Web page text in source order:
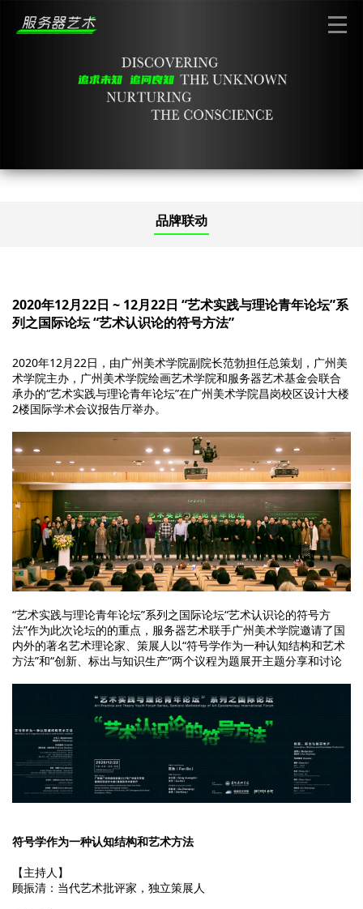
品牌联动
2020年12月22日 ~ 12月22日 “艺术实践与理论青年论坛”系
列之国际论坛 “艺术认识论的符号方法”
2020年12月22日，由广州美术学院副院长范勃担任总策划，广州美
术学院主办，广州美术学院绘画艺术学院和服务器艺术基金会联合
承办的“艺术实践与理论青年论坛”在广州美术学院昌岗校区设计大楼
2楼国际学术会议报告厅举办。
“艺术实践与理论青年论坛”系列之国际论坛“艺术认识论的符号方
法”作为此次论坛的的重点，服务器艺术联手广州美术学院邀请了国
内外的著名艺术理论家、策展人以“符号学作为一种认知结构和艺术
方法”和“创新、标出与知识生产”两个议程为题展开主题分享和讨论
符号学作为一种认知结构和艺术方法
【主持人】
顾振清：当代艺术批评家，独立策展人